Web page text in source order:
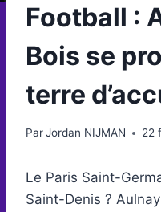
Football :
Bois se
terre
ParJordan NIJMAN 22
Le Paris Saint-
Saint-Denis ?